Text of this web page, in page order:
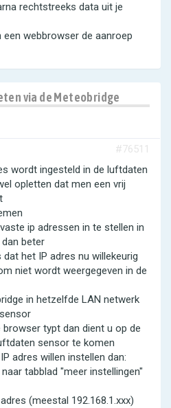
rechtstreeks data uit je
webbrowser de aanroep
via de Meteobridge
#76511
wordt ingesteld in de luftdaten
opletten dat men een vrij
ip adressen in te stellen in
beter
het IP adres nu willekeurig
niet wordt weergegeven in de
in hetzelfde LAN netwerk
browser typt dan dient u op de
sensor te komen
adres willen instellen dan:
tabblad "meer instellingen"
(meestal 192.168.1.xxx)